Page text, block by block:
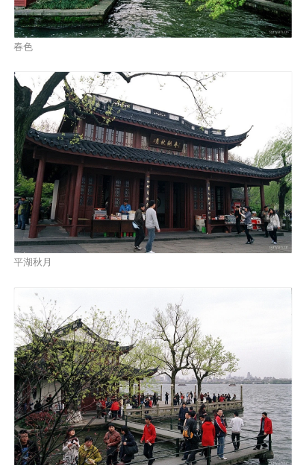
春色
平湖秋月